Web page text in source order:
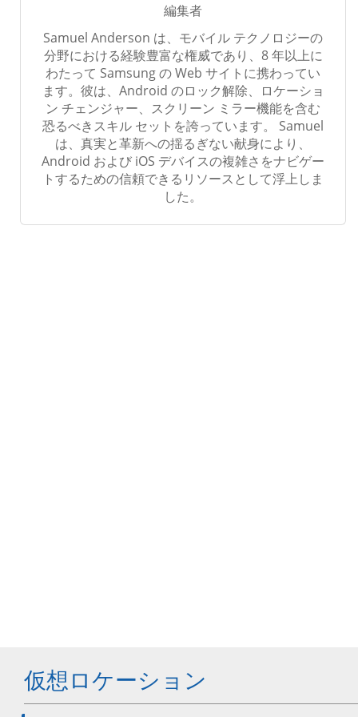
仮想ロケーション
編集者
Samuel Anderson は、モバイル テクノロジーの
分野における経験豊富な権威であり、8 年以上に
わたって Samsung の Web サイトに携わってい
ます。彼は、Android のロック解除、ロケーショ
ン チェンジャー、スクリーン ミラー機能を含む
恐るべきスキル セットを誇っています。 Samuel
は、真実と革新への揺るぎない献身により、
Android および iOS デバイスの複雑さをナビゲー
トするための信頼できるリソースとして浮上しま
した。